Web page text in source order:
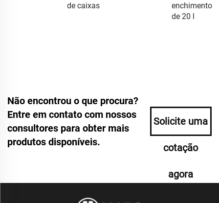
de caixas
enchimento
de 20 l
Não encontrou o que procura?
Entre em contato com nossos
consultores para obter mais
produtos disponíveis.
Solicite uma
cotação
agora